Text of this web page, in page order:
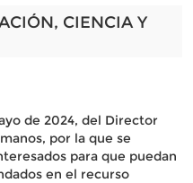
CIENCIA Y
de 2024, del Director
por la que se
para que puedan
en el recurso